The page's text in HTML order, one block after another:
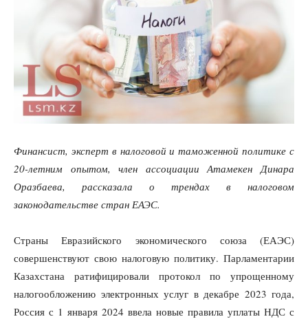
Финансист, эксперт в налоговой и таможенной политике с
20-летним опытом, член ассоциации Атамекен Динара
Оразбаева, рассказала о трендах в налоговом
законодательстве стран ЕАЭС.
Страны Евразийского экономического союза (ЕАЭС)
совершенствуют свою налоговую политику. Парламентарии
Казахстана ратифицировали протокол по упрощенному
налогообложению электронных услуг в декабре 2023 года,
Россия с 1 января 2024 ввела новые правила уплаты НДС с